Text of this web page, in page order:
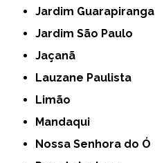
Jardim Guarapiranga
Jardim São Paulo
Jaçanã
Lauzane Paulista
Limão
Mandaqui
Nossa Senhora do Ó